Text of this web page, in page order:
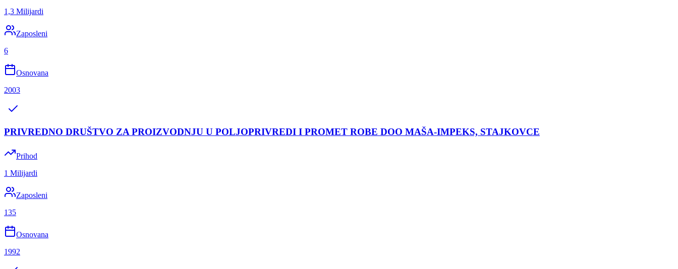
1,3 Milijardi
Zaposleni
6
Osnovana
2003
PRIVREDNO DRUŠTVO ZA PROIZVODNJU U POLJOPRIVREDI I PROMET ROBE DOO MAŠA-IMPEKS, STAJKOVCE
Prihod
1 Milijardi
Zaposleni
135
Osnovana
1992